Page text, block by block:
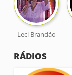
Leci Brandão
RÁDIOS